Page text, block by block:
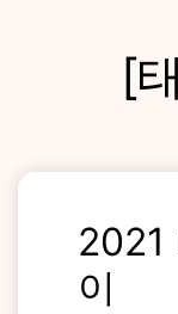
[
2021
이